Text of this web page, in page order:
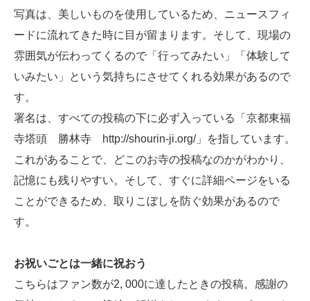
写真は、美しいものを使用しているため、ニュースフィ
ードに流れてきた時に目が留まります。そして、現場の
雰囲気が伝わってくるので「行ってみたい」「体験して
いみたい」という気持ちにさせてくれる効果があるので
す。
署名は、すべての投稿の下に必ず入っている「京都東福
寺塔頭 勝林寺 http://shourin-ji.org/」を指しています。
これがあることで、どこのお寺の投稿なのかがわかり、
記憶にも残りやすい。そして、すぐに詳細ページをいる
ことができるため、取りこぼしを防ぐ効果があるので
す。
お祝いごとは一緒に祝おう
こちらはファン数が2, 000に達したときの投稿。感謝の